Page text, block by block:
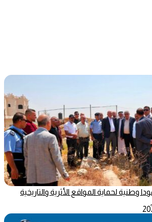
وطنية لحماية المواقع الأثرية والتاريخية